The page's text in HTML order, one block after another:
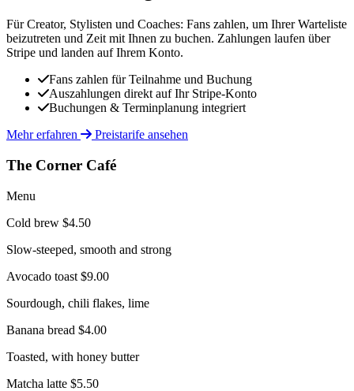
Für Creator, Stylisten und Coaches: Fans zahlen, um Ihrer Warteliste
beizutreten und Zeit mit Ihnen zu buchen. Zahlungen laufen über
Stripe und landen auf Ihrem Konto.
Fans zahlen für Teilnahme und Buchung
Auszahlungen direkt auf Ihr Stripe-Konto
Buchungen & Terminplanung integriert
Mehr erfahren
Preistarife ansehen
The Corner Café
Menu
Cold brew $4.50
Slow-steeped, smooth and strong
Avocado toast $9.00
Sourdough, chili flakes, lime
Banana bread $4.00
Toasted, with honey butter
Matcha latte $5.50